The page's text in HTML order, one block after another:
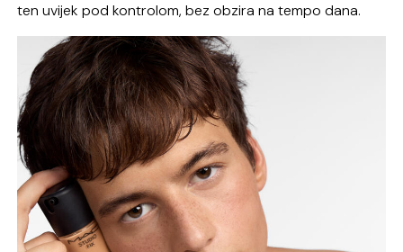
ten uvijek pod kontrolom, bez obzira na tempo dana.